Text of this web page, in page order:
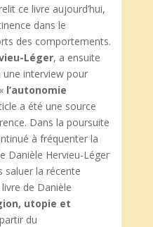
ce livre aujourd’hui,
dans le
des comportements.
Léger, a ensuite
une interview pour
l’autonomie
a été une source
Dans la poursuite
à fréquenter la
Danièle Hervieu-Léger
saluer la récente
de Danièle
utopie et
du